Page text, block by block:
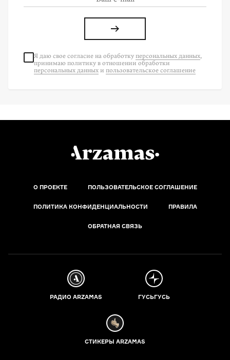
Я даю свое согласие на обработку персональных данных,
принимаю политику в отношении обработки
персональных данных и пользовательское соглашение
О ПРОЕКТЕ ПОЛЬЗОВАТЕЛЬСКОЕ СОГЛАШЕНИЕ
ПОЛИТИКА КОНФИДЕНЦИАЛЬНОСТИ ПРАВИЛА
ОБРАТНАЯ СВЯЗЬ
РАДИО ARZAMAS ГУСЬГУСЬ
СТИКЕРЫ ARZAMAS